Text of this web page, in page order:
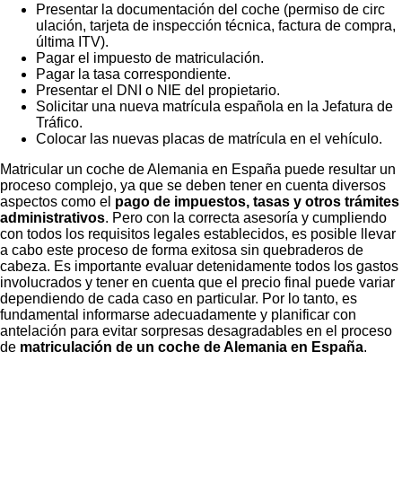
Presentar la documentación del coche (permiso de circ
ulación, tarjeta de inspección técnica, factura de compra,
última ITV).
Pagar el impuesto de matriculación.
Pagar la tasa correspondiente.
Presentar el DNI o NIE del propietario.
Solicitar una nueva matrícula española en la Jefatura de
Tráfico.
Colocar las nuevas placas de matrícula en el vehículo.
Matricular un coche de Alemania en España puede resultar un
proceso complejo, ya que se deben tener en cuenta diversos
aspectos como el pago de impuestos, tasas y otros trámites
administrativos. Pero con la correcta asesoría y cumpliendo
con todos los requisitos legales establecidos, es posible llevar
a cabo este proceso de forma exitosa sin quebraderos de
cabeza. Es importante evaluar detenidamente todos los gastos
involucrados y tener en cuenta que el precio final puede variar
dependiendo de cada caso en particular. Por lo tanto, es
fundamental informarse adecuadamente y planificar con
antelación para evitar sorpresas desagradables en el proceso
de matriculación de un coche de Alemania en España.